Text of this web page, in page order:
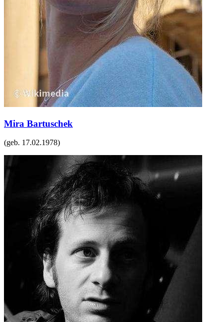
Mira Bartuschek
(geb. 17.02.1978)